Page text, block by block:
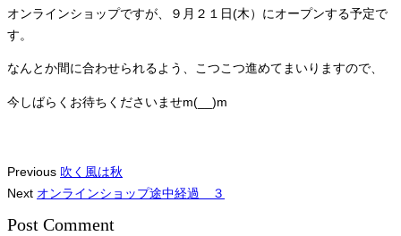
オンラインショップですが、９月２１日(木）にオープンする予定で
す。
なんとか間に合わせられるよう、こつこつ進めてまいりますので、
今しばらくお待ちくださいませm(__)m
Previous 吹く風は秋
Next オンラインショップ途中経過 ３
Post Comment